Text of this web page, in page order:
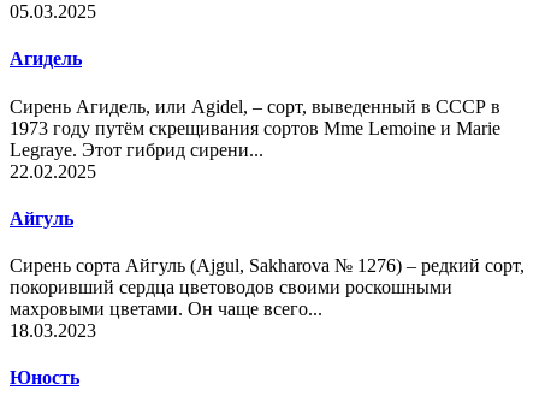
05.03.2025
Агидель
Сирень Агидель, или Agidel, – сорт, выведенный в СССР в
1973 году путём скрещивания сортов Mme Lemoine и Marie
Legraye. Этот гибрид сирени...
22.02.2025
Айгуль
Сирень сорта Айгуль (Ajgul, Sakharova № 1276) – редкий сорт,
покоривший сердца цветоводов своими роскошными
махровыми цветами. Он чаще всего...
18.03.2023
Юность